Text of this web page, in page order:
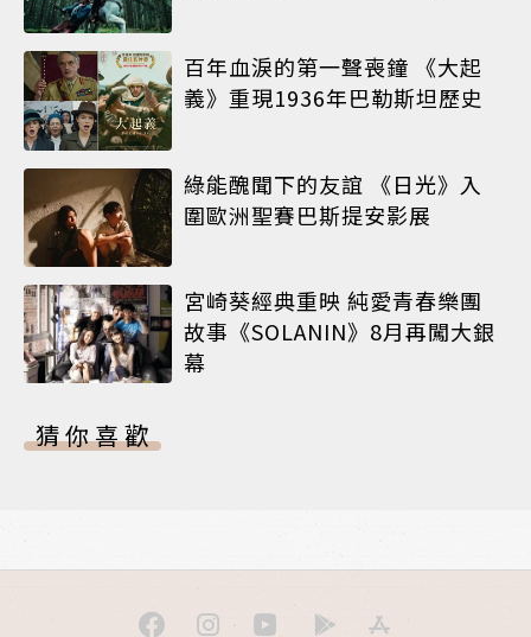
百年血淚的第一聲喪鐘 《大起
義》重現1936年巴勒斯坦歷史
綠能醜聞下的友誼 《日光》入
圍歐洲聖賽巴斯提安影展
宮崎葵經典重映 純愛青春樂團
故事《SOLANIN》8月再闖大銀
幕
猜你喜歡